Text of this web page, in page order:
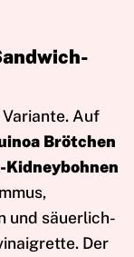
Auf
Brötchen
und säuerlich-
Der